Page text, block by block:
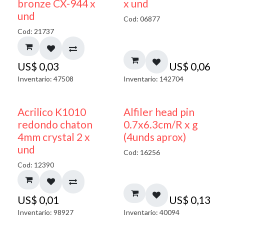
bronze CX-944 x
und
Cod: 21737
US$ 0,03
Inventario: 47508
x und
Cod: 06877
US$ 0,06
Inventario: 142704
50% DESCUENTO
Acrilico K1010
redondo chaton
4mm crystal 2 x
und
Cod: 12390
US$ 0,01
Inventario: 98927
Alfiler head pin
0.7x6.3cm/R x g
(4unds aprox)
Cod: 16256
US$ 0,13
Inventario: 40094